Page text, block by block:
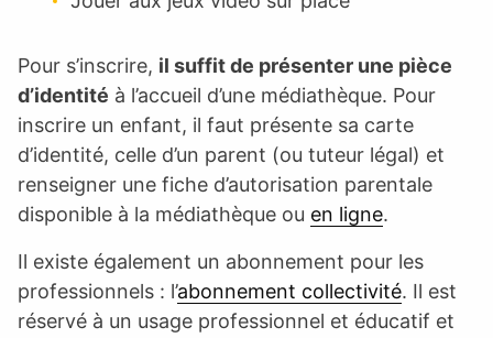
Pour s’inscrire, il suffit de présenter une pièce
d’identité à l’accueil d’une médiathèque. Pour
inscrire un enfant, il faut présente sa carte
d’identité, celle d’un parent (ou tuteur légal) et
renseigner une fiche d’autorisation parentale
disponible à la médiathèque ou en ligne.
Il existe également un abonnement pour les
professionnels : l’abonnement collectivité. Il est
réservé à un usage professionnel et éducatif et